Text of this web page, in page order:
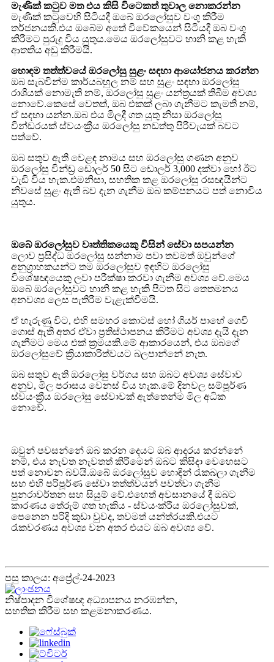
මැණික් කටුව මත එය කිසි විටෙකත් තුවාල නොකරන්න
මැණික් කටුවෙහි සිටියදී ඔබේ ඔරලෝසුව වංගු කිරීම
තර්ජනයකි.එය ඔබේම අතේ විවේකයෙන් සිටියදී ඔබ වංගු
කිරීමට පුරුදු විය යුතුය.මෙය ඔරලෝසුවට හානි කළ හැකි
ආතතිය අඩු කිරීමයි.
හොඳම තත්ත්වයේ ඔරලෝසු සුළං සඳහා ආයෝජනය කරන්න
ඔබ සැබවින්ම කාර්යබහුල නම් සහ සුළං සඳහා ඔරලෝසු
රාශියක් නොමැති නම්, ඔරලෝසු සුළං යන්ත්‍රයක් තිබීම අවශ්‍ය
නොවේ.කෙසේ වෙතත්, ඔබ එකක් ලබා ගැනීමට කැමති නම්,
ඒ සඳහා යන්න.ඔබ එය මිලදී ගත යුතු නිසා ඔරලෝසු
වින්ඩරයක් ස්වයංක්‍රීය ඔරලෝසු නඩත්තු පිරිවැයක් බවට
පත්වේ.
ඔබ සතුව ඇති වෙළඳ නාමය සහ ඔරලෝසු ගණන අනුව
ඔරලෝසු වින්ඩ්‍ර ඩොලර් 50 සිට ඩොලර් 3,000 දක්වා හෝ ඊට
වැඩි විය හැක.එමනිසා, සහතික කළ ඔරලෝසු රසඥයින්ට
නිවසේ සුළං ඇති බව දැන ගැනීම ඔබ කම්පනයට පත් නොවිය
යුතුය.
ඔබේ ඔරලෝසුව වෘත්තිකයෙකු විසින් සේවා සපයන්න
ලොව ප්‍රසිද්ධ ඔරලෝසු සන්නාම පවා තවමත් ඔවුන්ගේ
අනුග්‍රාහකයන්ට තම ඔරලෝසුව ඉඳහිට ඔරලෝසු
විශේෂඥයෙකු ලවා පරීක්ෂා කරවා ගැනීම අවශ්‍ය වේ.මෙය
ඔබේ ඔරලෝසුවට හානි කළ හැකි පිටත සිට තෙතමනය
අනවශ්‍ය ලෙස පැතිරීම වැළැක්වීමයි.
ඒ හැරුණු විට, එහි සමහර කොටස් හෝ ගියර් පාහේ ගෙවී
ගොස් ඇති අතර ඒවා ප්‍රතිස්ථාපනය කිරීමට අවශ්‍ය දැයි දැන
ගැනීමට මෙය එක් ක්‍රමයකි.මේ ආකාරයෙන්, එය ඔබගේ
ඔරලෝසුවේ ක්‍රියාකාරිත්වයට බලපාන්නේ නැත.
ඔබ සතුව ඇති ඔරලෝසු වර්ගය සහ ඔබට අවශ්‍ය සේවාව
අනුව, මිල පරාසය වෙනස් විය හැක.මේ දිනවල සම්පූර්ණ
ස්වයංක්‍රීය ඔරලෝසු සේවාවක් ඇත්තෙන්ම මිල අධික
නොවේ.
ඔවුන් පවසන්නේ ඔබ කරන දෙයට ඔබ ආදරය කරන්නේ
නම්, එය නැවත නැවතත් කිරීමෙන් ඔබට කිසිදා වෙහෙසට
පත් නොවන බවයි.ඔබේ ඔරලෝසුව හොඳින් රැකබලා ගැනීම
සහ එහි පරිපූර්ණ සේවා තත්ත්වයන් පවත්වා ගැනීම
පුනරාවර්තන සහ සියුම් වේ.එහෙත් අවසානයේ දී ඔබට
කාරණය තේරුම් ගත හැකිය - ස්වයංක්රීය ඔරලෝසුවක්,
පෙනෙන පරිදි කුඩා වුවද, තවමත් යන්ත්රයකි.එයට
රැකවරණය අවශ්‍ය වන අතර එයට ඔබ අවශ්‍ය වේ.
පසු කාලය: අප්‍රේල්-24-2023
නිෂ්පාදන විශේෂඥ අධ්‍යාපනය නරඹන්න,
සහතික කිරීම සහ කළමනාකරණය.